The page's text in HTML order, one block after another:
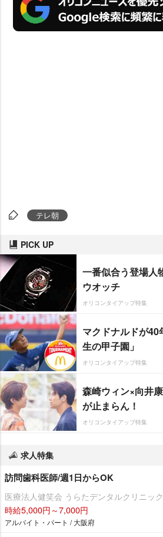
テレ朝
PICK UP
一番似合う登場
ウオッチ
オリコンタイアップ特集
マクドナルドが
生の甲子園」
オリコンタイアップ特集
森崎ウィン×向井
が止まらん！
オリコンタイアップ特集
求人特集
訪問歯科医師/週1日からOK
医療法人健笑会 うらたデンタルクリニック
時給5,000円～7,000円
アルバイト・パート / 大阪府